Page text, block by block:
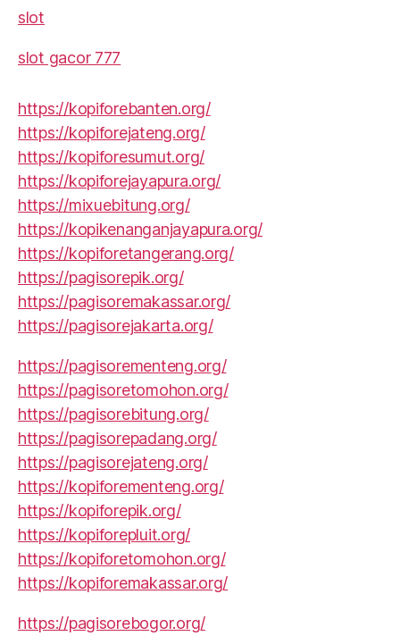
slot
slot gacor 777
https://kopiforebanten.org/
https://kopiforejateng.org/
https://kopiforesumut.org/
https://kopiforejayapura.org/
https://mixuebitung.org/
https://kopikenanganjayapura.org/
https://kopiforetangerang.org/
https://pagisorepik.org/
https://pagisoremakassar.org/
https://pagisorejakarta.org/
https://pagisorementeng.org/
https://pagisoretomohon.org/
https://pagisorebitung.org/
https://pagisorepadang.org/
https://pagisorejateng.org/
https://kopiforementeng.org/
https://kopiforepik.org/
https://kopiforepluit.org/
https://kopiforetomohon.org/
https://kopiforemakassar.org/
https://pagisorebogor.org/